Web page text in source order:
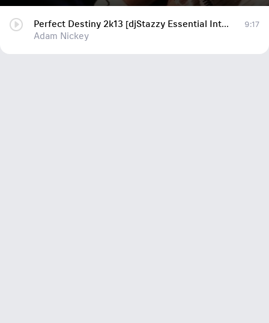
Perfect Destiny 2k13 [djStazzy Essential Intro Mix]
Adam Nickey
9:17